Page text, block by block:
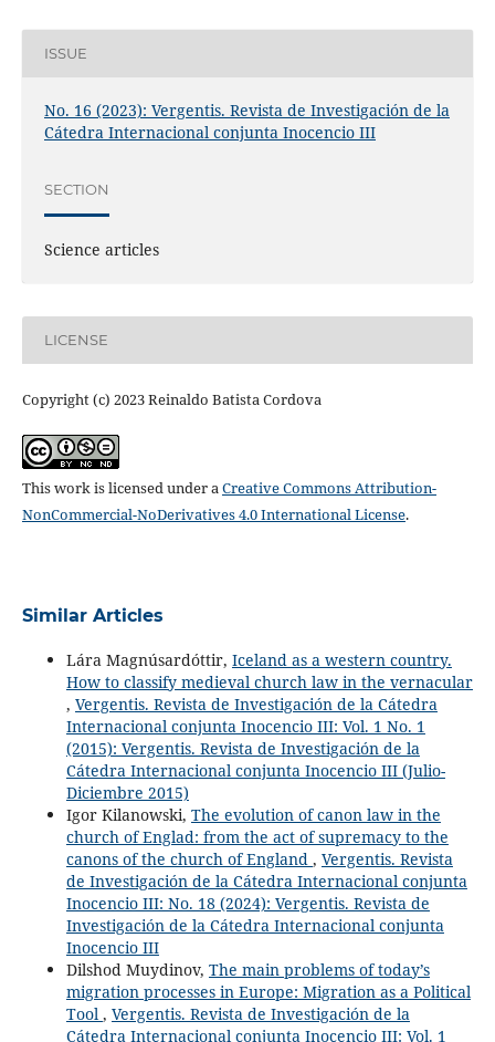
ISSUE
No. 16 (2023): Vergentis. Revista de Investigación de la
Cátedra Internacional conjunta Inocencio III
SECTION
Science articles
LICENSE
Copyright (c) 2023 Reinaldo Batista Cordova
This work is licensed under aCreative Commons Attribution-
NonCommercial-NoDerivatives 4.0 International License.
Similar Articles
Lára Magnúsardóttir, Iceland as a western country.
How to classify medieval church law in the vernacular
, Vergentis. Revista de Investigación de la Cátedra
Internacional conjunta Inocencio III: Vol. 1 No. 1
(2015): Vergentis. Revista de Investigación de la
Cátedra Internacional conjunta Inocencio III (Julio-
Diciembre 2015)
Igor Kilanowski, The evolution of canon law in the
church of Englad: from the act of supremacy to the
canons of the church of England , Vergentis. Revista
de Investigación de la Cátedra Internacional conjunta
Inocencio III: No. 18 (2024): Vergentis. Revista de
Investigación de la Cátedra Internacional conjunta
Inocencio III
Dilshod Muydinov, The main problems of today’s
migration processes in Europe: Migration as a Political
Tool , Vergentis. Revista de Investigación de la
Cátedra Internacional conjunta Inocencio III: Vol. 1